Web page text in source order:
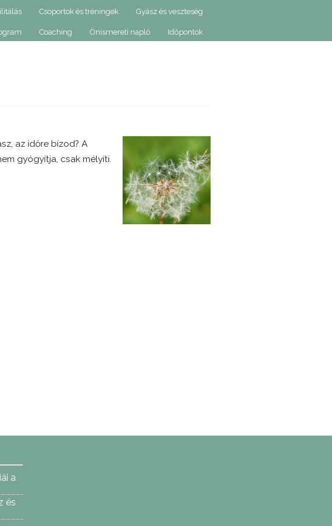
Csoportok és tréningek Gyász és veszteség
Coaching Önismereti napló Időpontok
az időre bízod? A
gyógyítja, csak mélyíti.
a
és